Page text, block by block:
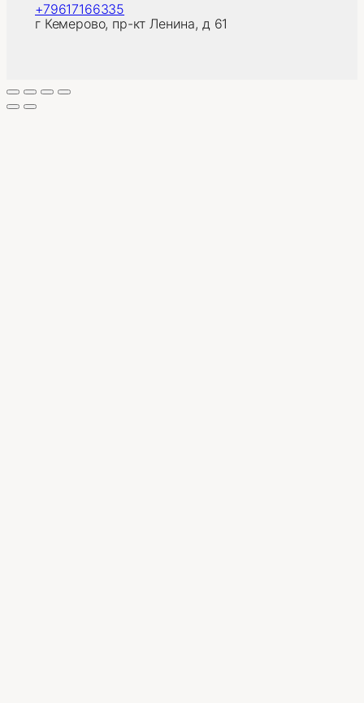
+79617166335
г Кемерово, пр-кт Ленина, д 61